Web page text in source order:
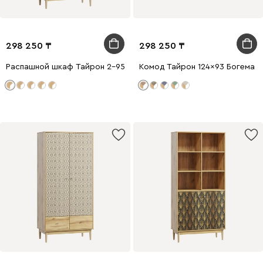
298 250
Распашной шкаф Тайрон 2-95x200 Богема ​
298 250
Комод Тайрон 124x93 Богема ​